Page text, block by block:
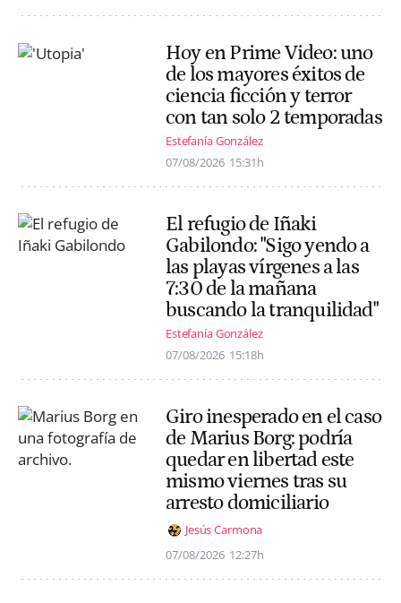
Hoy en Prime Video: uno
de los mayores éxitos de
ciencia ficción y terror
con tan solo 2 temporadas
Estefanía González
07/08/2026 15:31h
El refugio de Iñaki
Gabilondo: "Sigo yendo a
las playas vírgenes a las
7:30 de la mañana
buscando la tranquilidad"
Estefanía González
07/08/2026 15:18h
Giro inesperado en el caso
de Marius Borg: podría
quedar en libertad este
mismo viernes tras su
arresto domiciliario
Jesús Carmona
07/08/2026 12:27h